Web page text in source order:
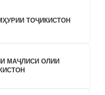
ТОҶИКИСТОН
МАҶЛИСИ ОЛИИ